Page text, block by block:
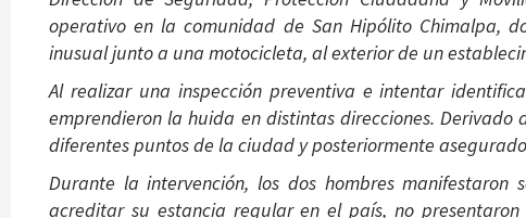
operativo en la comunidad de San Hipólito Chimalpa,
inusual junto a una motocicleta, al exterior de un
Al realizar una inspección preventiva e intentar
emprendieron la huida en distintas direcciones.
diferentes puntos de la ciudad y posteriormente
Durante la intervención, los dos hombres
acreditar su estancia regular en el país, no